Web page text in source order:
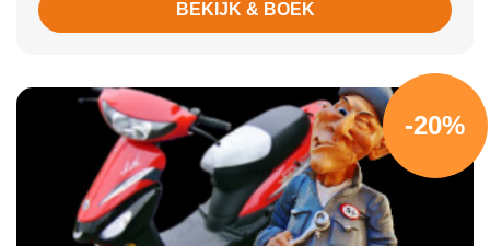
BEKIJK & BOEK
-20%